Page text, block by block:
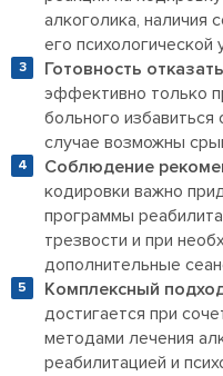
алкоголика, наличия
его психологической
Готовность
эффективно только
больного избавиться
случае возможны
Соблюдение
кодировки важно
программы
трезвости и при
дополнительные
Комплексный
достигается при
методами лечения
реабилитацией и